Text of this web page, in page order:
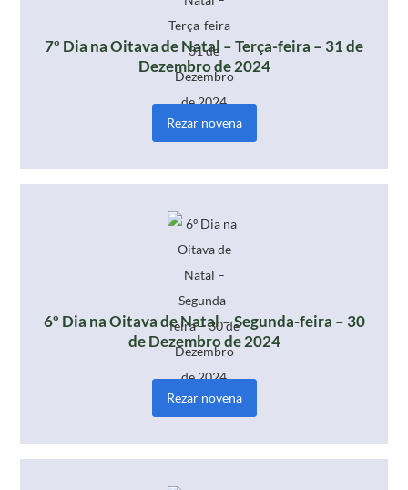
7º Dia na Oitava de Natal – Terça-feira – 31 de
Dezembro de 2024
Rezar novena
6º Dia na Oitava de Natal – Segunda-feira – 30
de Dezembro de 2024
Rezar novena